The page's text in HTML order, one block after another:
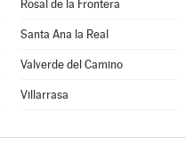
Rosal de la Frontera
Santa Ana la Real
Valverde del Camino
Villarrasa